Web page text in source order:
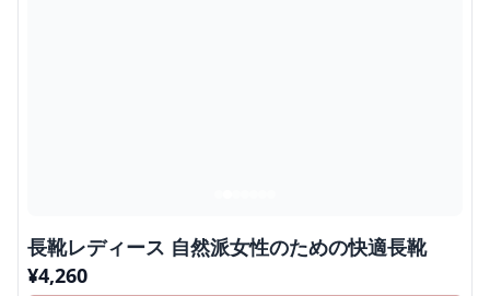
長靴レディース 自然派女性のための快適長靴
¥4,260